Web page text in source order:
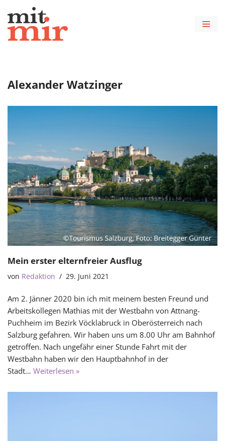
Zum
Inhalt
Alexander Watzinger
Mein erster elternfreier Ausflug
von Redaktion 29. Juni 2021
Am 2. Jänner 2020 bin ich mit meinem besten Freund und
Arbeitskollegen Mathias mit der Westbahn von Attnang-
Puchheim im Bezirk Vöcklabruck in Oberösterreich nach
Salzburg gefahren. Wir haben uns um 8.00 Uhr am Bahnhof
getroffen. Nach ungefähr einer Stunde Fahrt mit der
Westbahn haben wir den Hauptbahnhof in der
Stadt… Weiterlesen »